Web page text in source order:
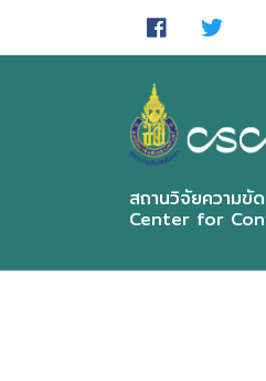
สถานวิจัยความขั
Center for